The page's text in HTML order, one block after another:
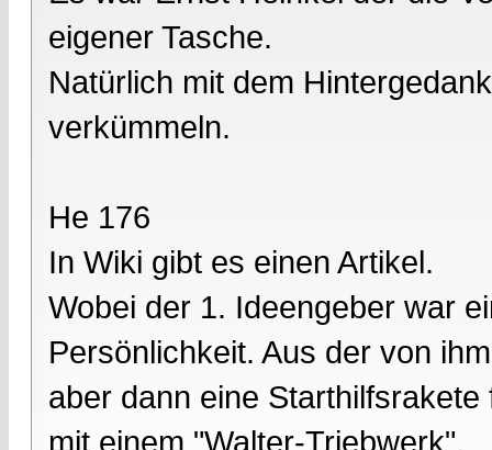
eigener Tasche.
Natürlich mit dem
verkümmeln.
He 176
In Wiki gibt es einen Artikel.
Wobei der 1. Ideengeber war
Persönlichkeit. Aus der von
aber dann eine
mit einem "Walter-Triebwerk".